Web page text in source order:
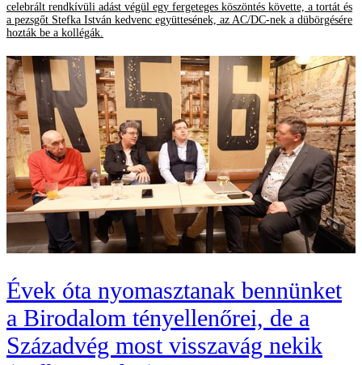
celebrált rendkívüli adást végül egy fergeteges köszöntés követte, a tortát és
a pezsgőt Stefka István kedvenc együttesének, az AC/DC-nek a dübörgésére
hozták be a kollégák.
Évek óta nyomasztanak bennünket
a Birodalom tényellenőrei, de a
Századvég most visszavág nekik